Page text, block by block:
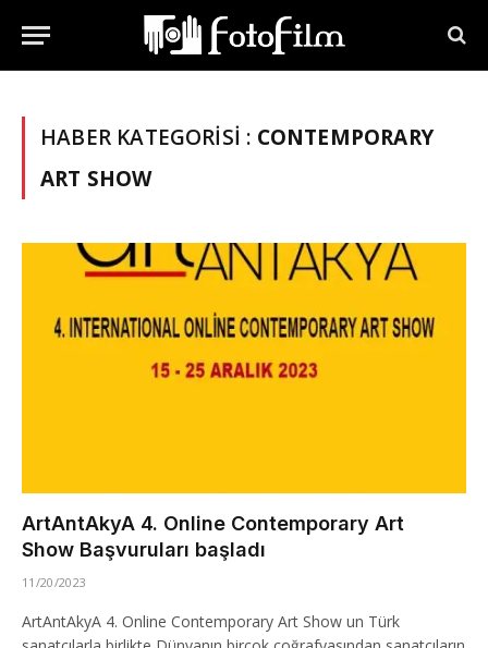
HABER KATEGORISI : CONTEMPORARY
ART SHOW
ArtAntAkyA 4. Online Contemporary Art
Show Başvuruları başladı
11/20/2023
ArtAntAkyA 4. Online Contemporary Art Show un Türk